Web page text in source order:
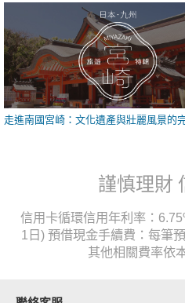
走進南國宮崎：文化遺產與壯麗風景的
謹慎理財
信用卡循環信用年利率：
1日) 預借現金手續費：每筆
其他相關費率依